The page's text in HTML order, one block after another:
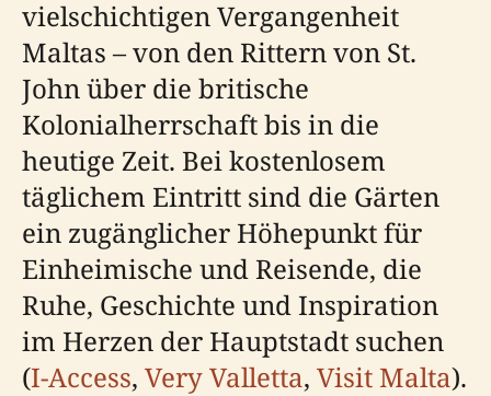
vielschichtigen Vergangenheit
Maltas – von den Rittern von St.
John über die britische
Kolonialherrschaft bis in die
heutige Zeit. Bei kostenlosem
täglichem Eintritt sind die Gärten
ein zugänglicher Höhepunkt für
Einheimische und Reisende, die
Ruhe, Geschichte und Inspiration
im Herzen der Hauptstadt suchen
(I-Access, Very Valletta, Visit Malta).